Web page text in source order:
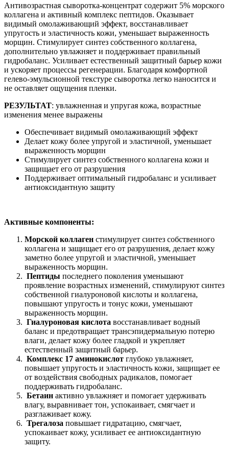
Антивозрастная сыворотка-концентрат содержит 5% морского
коллагена и активный комплекс пептидов. Оказывает
видимый омолаживающий эффект, восстанавливает
упругость и эластичность кожи, уменьшает выраженность
морщин. Стимулирует синтез собственного коллагена,
дополнительно увлажняет и поддерживает правильный
гидробаланс. Усиливает естественный защитный барьер кожи
и ускоряет процессы регенерации. Благодаря комфортной
гелево-эмульсионной текстуре сыворотка легко наносится и
не оставляет ощущения пленки.
РЕЗУЛЬТАТ: увлажненная и упругая кожа, возрастные
изменения менее выражены
Обеспечивает видимый омолаживающий эффект
Делает кожу более упругой и эластичной, уменьшает
выраженность морщин
Стимулирует синтез собственного коллагена кожи и
защищает его от разрушения
Поддерживает оптимальный гидробаланс и усиливает
антиоксидантную защиту
Активные компоненты:
Морской коллаген стимулирует синтез собственного
коллагена и защищает его от разрушения, делает кожу
заметно более упругой и эластичной, уменьшает
выраженность морщин.
Пептиды последнего поколения уменьшают
проявление возрастных изменений, стимулируют синтез
собственной гиалуроновой кислоты и коллагена,
повышают упругость и тонус кожи, уменьшают
выраженность морщин.
Гиалуроновая кислота восстанавливает водный
баланс и предотвращает трансэпидермальную потерю
влаги, делает кожу более гладкой и укрепляет
естественный защитный барьер.
Комплекс 17 аминокислот глубоко увлажняет,
повышает упругость и эластичность кожи, защищает ее
от воздействия свободных радикалов, помогает
поддерживать гидробаланс.
Бетаин активно увлажняет и помогает удерживать
влагу, выравнивает тон, успокаивает, смягчает и
разглаживает кожу.
Трегалоза повышает гидратацию, смягчает,
успокаивает кожу, усиливает ее антиоксидантную
защиту.